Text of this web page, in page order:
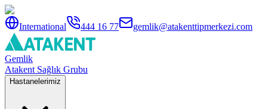
International 444 16 77 gemlik@atakenttipmerkezi.com
Gemlik
Atakent Sağlık Grubu
Hastanelerimiz